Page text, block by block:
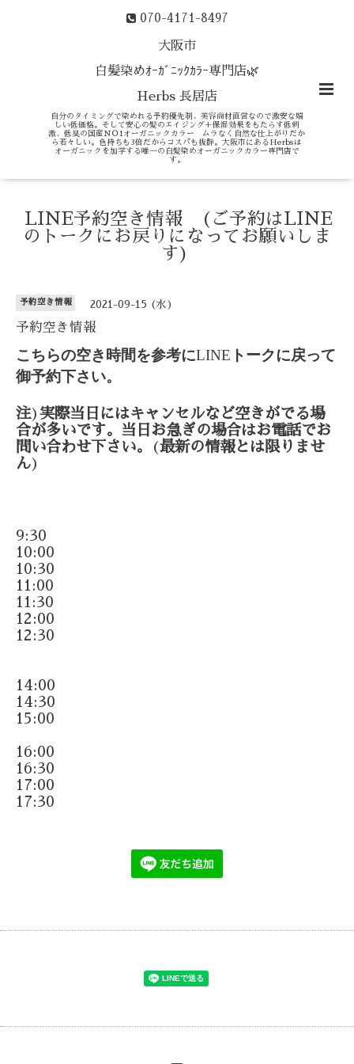
070-4171-8497
大阪市
白髪染めｵｰｶﾞﾆｯｸｶﾗｰ専門店🌿
Herbs 長居店
自分のタイミングで染めれる予約優先制、美容商材直営なので激安な嬉
しい低価格。そして安心の髪のエイジング＋保湿効果をもたらす低刺
激、低臭の国産ＮＯ1オーガニックカラー ムラなく自然な仕上がりだか
ら若々しい。色持ちも3倍だからコスパも抜群。大阪市にあるHerbsは
オーガニックを加学する唯一の白髪染めオーガニックカラー専門店で
す。
LINE予約空き情報 (ご予約はLINE
のトークにお戻りになってお願いしま
す)
予約空き情報 2021-09-15 (水)
予約空き情報
こちらの空き時間を参考にLINE トークに戻って
御予約下さい。
注) 実際当日にはキャンセルなど空きがでる場
合が多いです。当日お急ぎの場合はお電話でお
問い合わせ下さい。
(最新の情報とは限りませ
ん)
9:30
10:00
10:30
11:00
11:30
12:00
12:30
14:00
14:30
15:00
16:00
16:30
17:00
17:30